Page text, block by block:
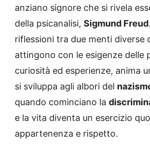
anziano signore che si rivela
della psicanalisi, Sigmund Freud
riflessioni tra due menti diverse
attingono con le esigenze delle
curiosità ed esperienze, anima
si sviluppa agli albori del
quando cominciano la
e la vita diventa un esercizio
appartenenza e rispetto.